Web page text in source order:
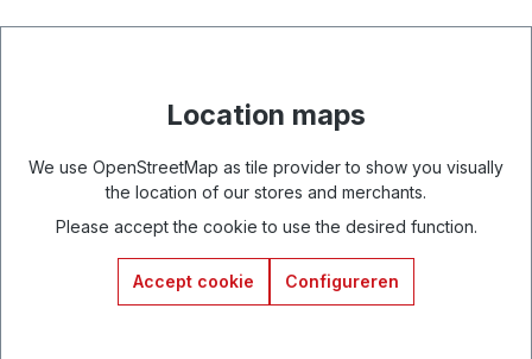
Location maps
We use OpenStreetMap as tile provider to show you visually
the location of our stores and merchants.
Please accept the cookie to use the desired function.
Accept cookie Configureren